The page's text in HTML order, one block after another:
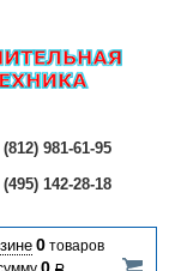
981-61-95
142-28-18
0товаров
Р